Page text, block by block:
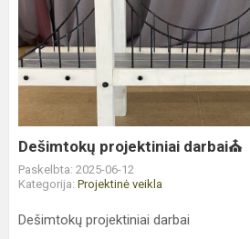
projektiniai
darbai
⛪️
Dešimtokų projektiniai darbai⛪️
Paskelbta: 2025-06-12
Kategorija: Projektinė veikla
Dešimtokų projektiniai darbai